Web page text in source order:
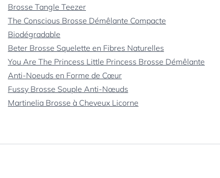
Brosse Tangle Teezer
The Conscious Brosse Démêlante Compacte
Biodégradable
Beter Brosse Squelette en Fibres Naturelles
You Are The Princess Little Princess Brosse Démêlante
Anti-Noeuds en Forme de Cœur
Fussy Brosse Souple Anti-Nœuds
Martinelia Brosse à Cheveux Licorne